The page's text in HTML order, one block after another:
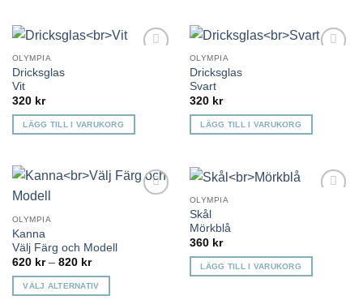
OLYMPIA
Dricksglas
Vit
320 kr
LÄGG TILL I VARUKORG
OLYMPIA
Dricksglas
Svart
320 kr
LÄGG TILL I VARUKORG
OLYMPIA
Kanna
Välj Färg och Modell
620 kr – 820 krPrisintervall:
till
820 kr
VÄLJ ALTERNATIV
OLYMPIA
Skål
Mörkblå
360 kr
LÄGG TILL I VARUKORG